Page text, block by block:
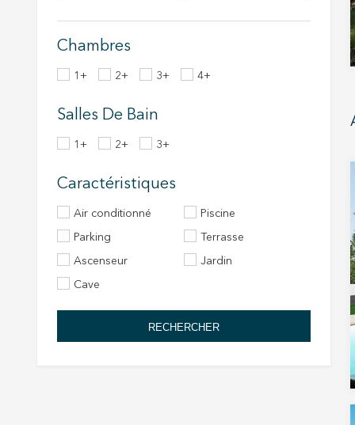
Chambres
1+ 2+ 3+ 4+
Salles De Bain
1+ 2+ 3+
Caractéristiques
Air conditionné Piscine
Parking Terrasse
Ascenseur Jardin
Cave
RECHERCHER
site